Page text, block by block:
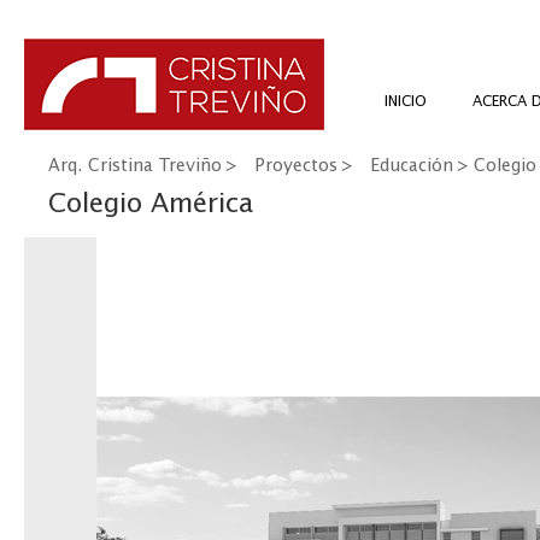
INICIO ACERCA
Arq. Cristina Treviño > Proyectos > Educación >
Colegio América